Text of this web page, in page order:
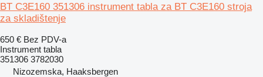
BT C3E160 351306 instrument tabla za BT C3E160 stroja
za skladištenje
650 € Bez PDV-a
Instrument tabla
351306 3782030
Nizozemska, Haaksbergen